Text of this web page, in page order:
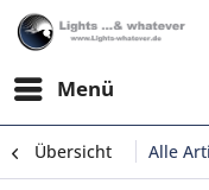
Menü
Übersicht Alle